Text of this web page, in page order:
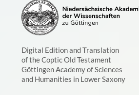
Digital Edition and Translation
of the Coptic Old Testament
Göttingen Academy of Sciences
and Humanities in Lower Saxony